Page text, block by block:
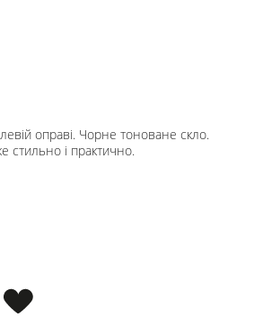
оправі. Чорне тоноване скло.
стильно і практично.